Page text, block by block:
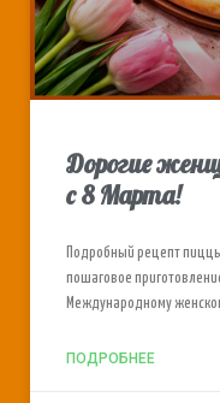
Дорогие
с 8 Марта!
Подробный рецепт
пошаговое
Международному
ПОДРОБНЕЕ